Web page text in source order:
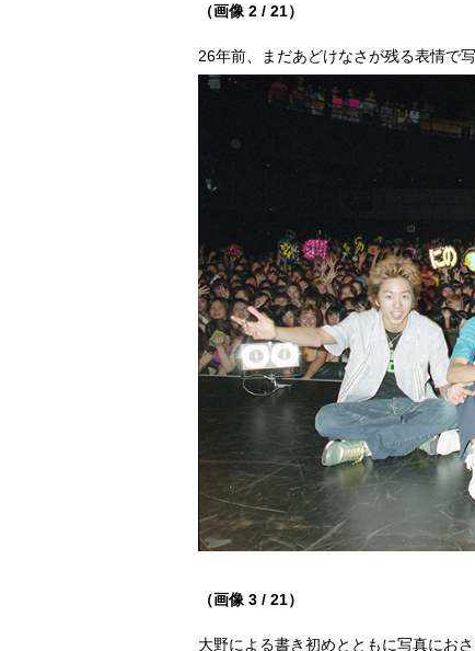
（画像 2 / 21）
26年前、まだあどけなさが残る表情で
（画像 3 / 21）
大野による書き初めとともに写真にお